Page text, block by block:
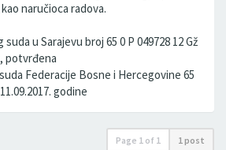
naručioca radova.
u Sarajevu broj 65 0 P 049728 12 Gž
potvrđena
Federacije Bosne i Hercegovine 65
godine
Page 1 of 1 1 post